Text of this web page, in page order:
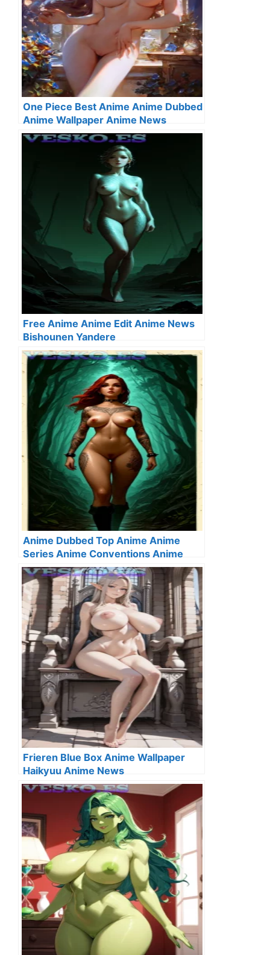
One Piece Best Anime Anime Dubbed
Anime Wallpaper Anime News
Free Anime Anime Edit Anime News
Bishounen Yandere
Anime Dubbed Top Anime Anime
Series Anime Conventions Anime
News
Frieren Blue Box Anime Wallpaper
Haikyuu Anime News